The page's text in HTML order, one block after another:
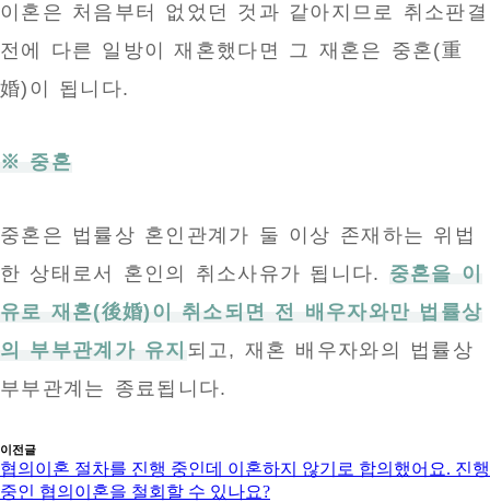
이혼은 처음부터 없었던 것과 같아지므로 취소판결
전에 다른 일방이 재혼했다면 그 재혼은 중혼(重
婚)이 됩니다.
※ 중혼
중혼은 법률상 혼인관계가 둘 이상 존재하는 위법
한 상태로서 혼인의 취소사유가 됩니다. 중혼을 이
유로 재혼(後婚)이 취소되면 전 배우자와만 법률상
의 부부관계가 유지 되고, 재혼 배우자와의 법률상
부부관계는 종료됩니다.
이전글
협의이혼 절차를 진행 중인데 이혼하지 않기로 합의했어요. 진행
중인 협의이혼을 철회할 수 있나요?